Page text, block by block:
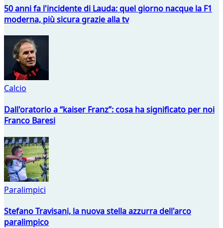
50 anni fa l'incidente di Lauda: quel giorno nacque la F1
moderna, più sicura grazie alla tv
Calcio
Dall'oratorio a “kaiser Franz”: cosa ha significato per noi
Franco Baresi
Paralimpici
Stefano Travisani, la nuova stella azzurra dell'arco
paralimpico